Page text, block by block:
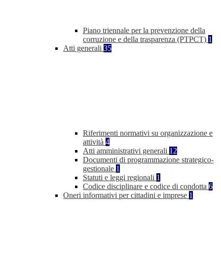
Piano triennale per la prevenzione della
corruzione e della trasparenza (PTPCT) 1
Atti generali 35
Riferimenti normativi su organizzazione e
attività 4
Atti amministrativi generali 12
Documenti di programmazione strategico-
gestionale 1
Statuti e leggi regionali 1
Codice disciplinare e codice di condotta 6
Oneri informativi per cittadini e imprese 1